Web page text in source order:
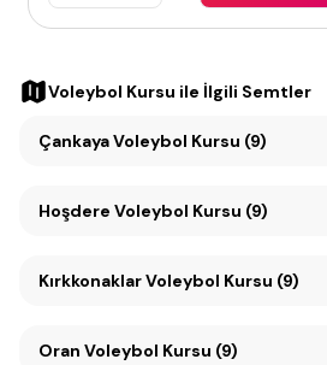
Voleybol Kursu ile İlgili Semtler
Çankaya Voleybol Kursu (9)
Hoşdere Voleybol Kursu (9)
Kırkkonaklar Voleybol Kursu (9)
Oran Voleybol Kursu (9)